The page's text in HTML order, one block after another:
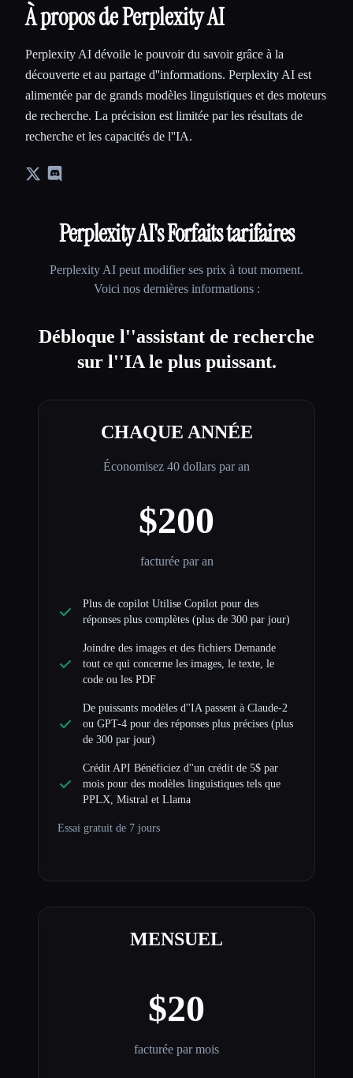
À propos de Perplexity AI
Perplexity AI dévoile le pouvoir du savoir grâce à la
découverte et au partage d''informations. Perplexity AI est
alimentée par de grands modèles linguistiques et des moteurs
de recherche. La précision est limitée par les résultats de
recherche et les capacités de l''IA.
Perplexity AI's Forfaits tarifaires
Perplexity AI peut modifier ses prix à tout moment.
Voici nos dernières informations :
Débloque l''assistant de recherche
sur l''IA le plus puissant.
CHAQUE ANNÉE
Économisez 40 dollars par an
$200
facturée par an
Plus de copilot Utilise Copilot pour des
réponses plus complètes (plus de 300 par jour)
Joindre des images et des fichiers Demande
tout ce qui concerne les images, le texte, le
code ou les PDF
De puissants modèles d''IA passent à Claude-2
ou GPT-4 pour des réponses plus précises (plus
de 300 par jour)
Crédit API Bénéficiez d''un crédit de 5$ par
mois pour des modèles linguistiques tels que
PPLX, Mistral et Llama
Essai gratuit de 7 jours
MENSUEL
$20
facturée par mois